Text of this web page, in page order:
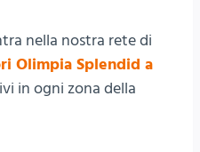
nella nostra rete di
Olimpia Splendid a
in ogni zona della